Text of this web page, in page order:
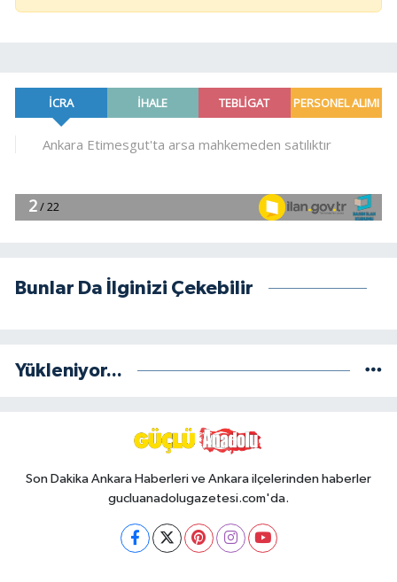
Bunlar Da İlginizi Çekebilir
Yükleniyor...
Son Dakika Ankara Haberleri ve Ankara ilçelerinden haberler
gucluanadolugazetesi.com'da.